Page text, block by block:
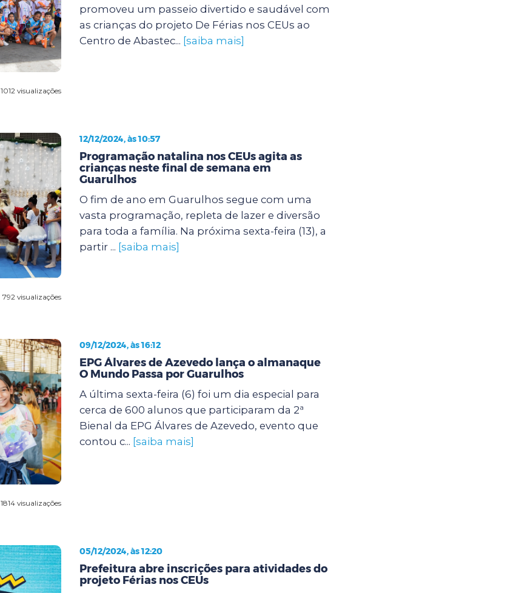
1012 visualizações
promoveu um passeio divertido e saudável com
as crianças do projeto De Férias nos CEUs ao
Centro de Abastec... [saiba mais]
792 visualizações
12/12/2024, às 10:57
Programação natalina nos CEUs agita as
crianças neste final de semana em
Guarulhos
O fim de ano em Guarulhos segue com uma
vasta programação, repleta de lazer e diversão
para toda a família. Na próxima sexta-feira (13), a
partir ... [saiba mais]
1814 visualizações
09/12/2024, às 16:12
EPG Álvares de Azevedo lança o almanaque
O Mundo Passa por Guarulhos
A última sexta-feira (6) foi um dia especial para
cerca de 600 alunos que participaram da 2ª
Bienal da EPG Álvares de Azevedo, evento que
contou c... [saiba mais]
05/12/2024, às 12:20
Prefeitura abre inscrições para atividades do
projeto Férias nos CEUs